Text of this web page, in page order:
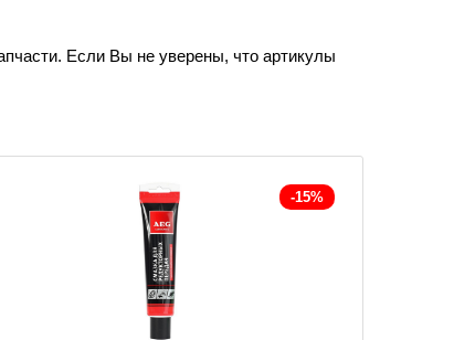
Если Вы не уверены, что артикулы
-15%